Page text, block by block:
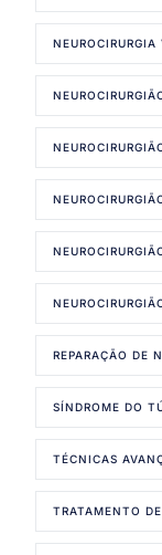
NEUROCIRURGIA
REPARAÇÃO DE
SÍNDROME DO
TÉCNICAS
TRATAMENTO